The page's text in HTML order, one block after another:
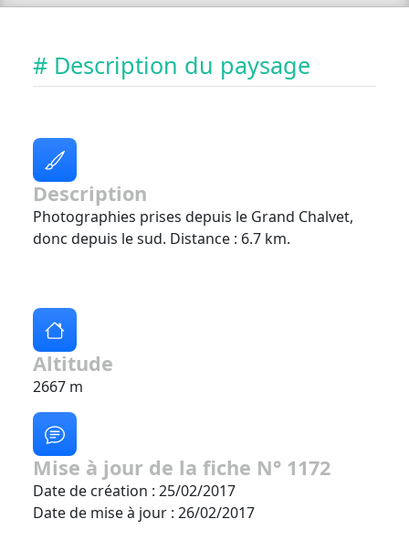
# Description du paysage
Description
Photographies prises depuis le Grand Chalvet,
donc depuis le sud. Distance : 6.7 km.
Altitude
2667 m
Mise à jour de la fiche N° 1172
Date de création : 25/02/2017
Date de mise à jour : 26/02/2017